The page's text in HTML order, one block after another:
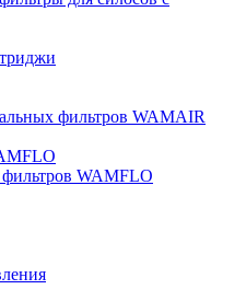
фильтров WAMAIR
WAMFLO